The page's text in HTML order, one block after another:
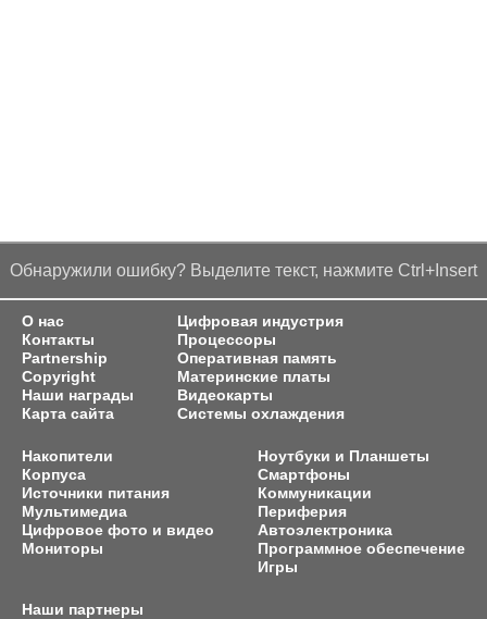
Обнаружили ошибку? Выделите текст, нажмите Ctrl+Insert
О нас
Контакты
Partnership
Copyright
Наши награды
Карта сайта
Цифровая индустрия
Процессоры
Оперативная память
Материнские платы
Видеокарты
Системы охлаждения
Накопители
Корпуса
Источники питания
Мультимедиа
Цифровое фото и видео
Мониторы
Ноутбуки и Планшеты
Смартфоны
Коммуникации
Периферия
Автоэлектроника
Программное обеспечение
Игры
Наши партнеры